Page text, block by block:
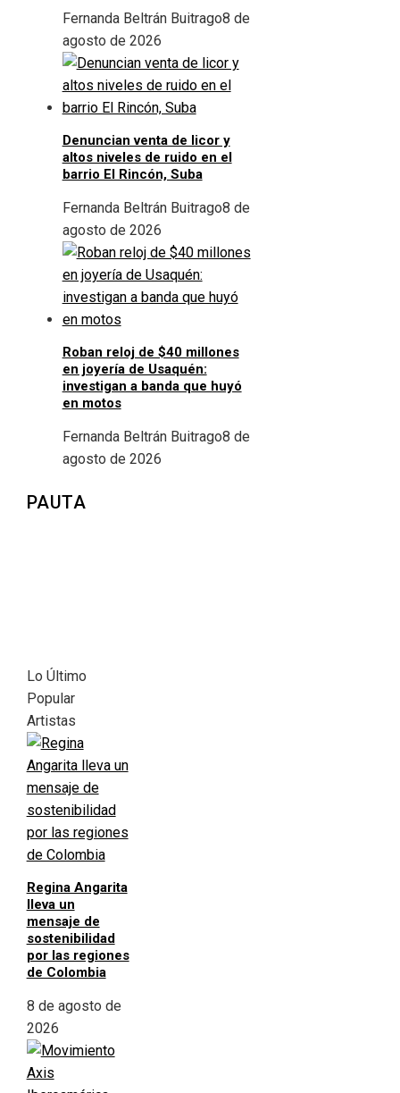
Fernanda Beltrán Buitrago8 de
agosto de 2026
Denuncian venta de licor y
altos niveles de ruido en el
barrio El Rincón, Suba
Fernanda Beltrán Buitrago8 de
agosto de 2026
Roban reloj de $40 millones
en joyería de Usaquén:
investigan a banda que huyó
en motos
Fernanda Beltrán Buitrago8 de
agosto de 2026
PAUTA
Lo Último
Popular
Artistas
Regina Angarita
lleva un
mensaje de
sostenibilidad
por las regiones
de Colombia
8 de agosto de
2026